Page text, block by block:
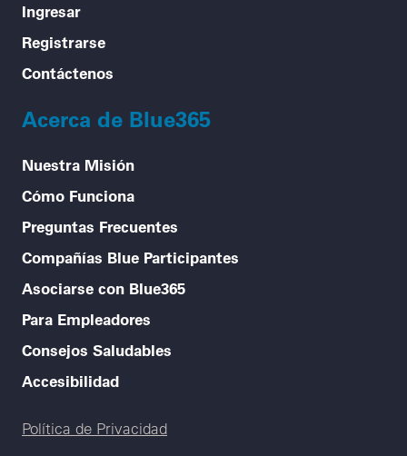
Ingresar
Registrarse
Contáctenos
Acerca de Blue365
Nuestra Misión
Cómo Funciona
Preguntas Frecuentes
Compañías Blue Participantes
Asociarse con Blue365
Para Empleadores
Consejos Saludables
Accesibilidad
Legal menu
Política de Privacidad